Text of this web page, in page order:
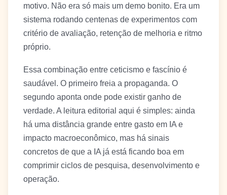
motivo. Não era só mais um demo bonito. Era um
sistema rodando centenas de experimentos com
critério de avaliação, retenção de melhoria e ritmo
próprio.
Essa combinação entre ceticismo e fascínio é
saudável. O primeiro freia a propaganda. O
segundo aponta onde pode existir ganho de
verdade. A leitura editorial aqui é simples: ainda
há uma distância grande entre gasto em IA e
impacto macroeconômico, mas há sinais
concretos de que a IA já está ficando boa em
comprimir ciclos de pesquisa, desenvolvimento e
operação.